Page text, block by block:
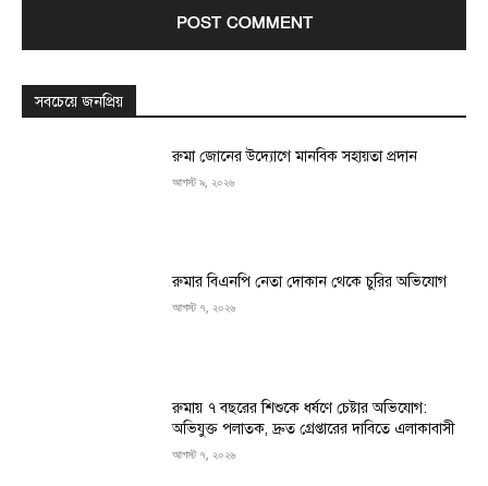
সবচেয়ে জনপ্রিয়
রুমা জোনের উদ্যোগে মানবিক সহায়তা প্রদান
আগস্ট ৯, ২০২৬
রুমার বিএনপি নেতা দোকান থেকে চুরির অভিযোগ
আগস্ট ৭, ২০২৬
রুমায় ৭ বছরের শিশুকে ধর্ষণে চেষ্টার অভিযোগ:
অভিযুক্ত পলাতক, দ্রুত গ্রেপ্তারের দাবিতে এলাকাবাসী
আগস্ট ৭, ২০২৬